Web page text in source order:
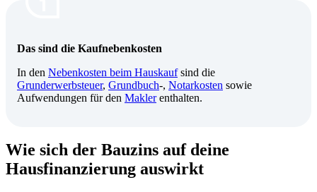
Das sind die Kaufnebenkosten
In den Nebenkosten beim Hauskaufsind die
Grunderwerbsteuer, Grundbuch-, Notarkosten sowie
Aufwendungen für den Maklerenthalten.
Wie sich der Bauzins auf deine
Hausfinanzierung auswirkt